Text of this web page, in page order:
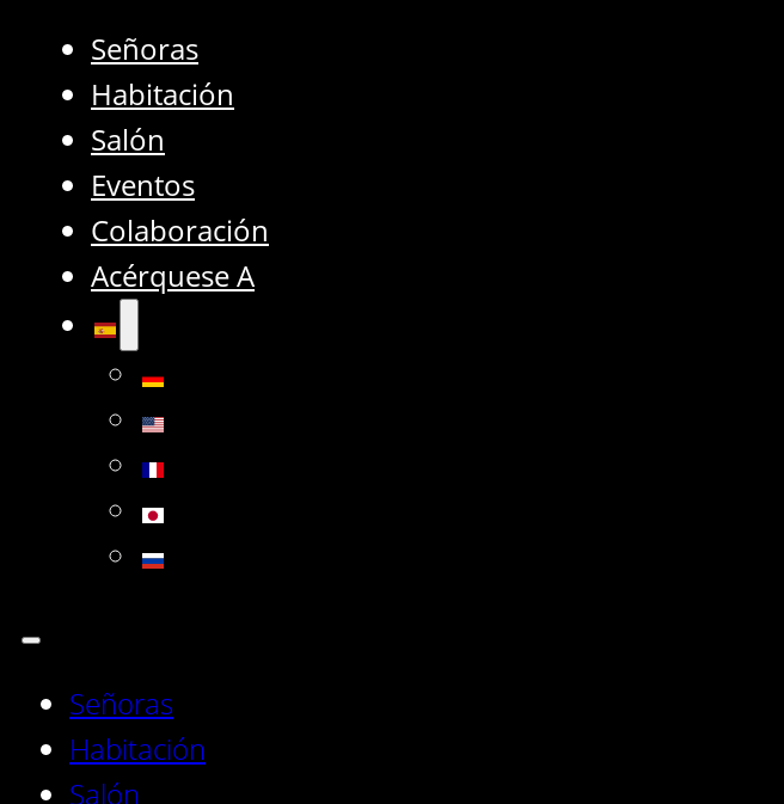
Señoras
Habitación
Salón
Eventos
Colaboración
Acérquese A
Señoras
Habitación
Salón